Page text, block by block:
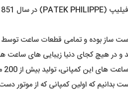
(
PATEK PHILIPPE
ساز بوده و تمامی قطعات ساعت
و در هیچ کجای دنیا زیبایی های ساعت
ابتدای تأسیس تا به امروز بوده که در هرکدام، طراحی خاص و فوق لوکس بودن به وضوح مشخص هست.
بدانیم که اولین کمپانی که از